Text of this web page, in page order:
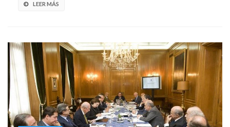
LEER MÁS